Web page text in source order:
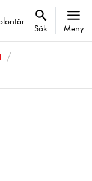
Sök Meny